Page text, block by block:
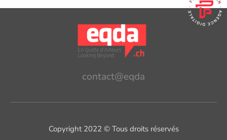
contact@eqda
Copyright 2022 © Tous droits réservés